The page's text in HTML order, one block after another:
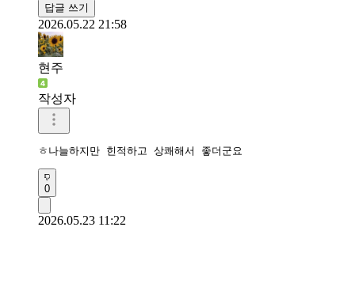
답글 쓰기
2026.05.22 21:58
현주
작성자
ㅎ나늘하지만 힌적하고 상쾌해서 좋더군요
0
2026.05.23 11:22